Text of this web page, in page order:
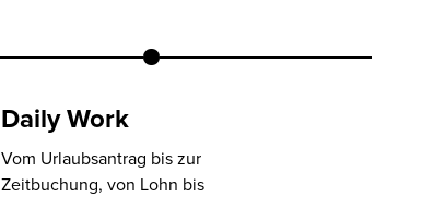
Daily Work
Vom Urlaubsantrag bis zur
Zeitbuchung, von Lohn bis